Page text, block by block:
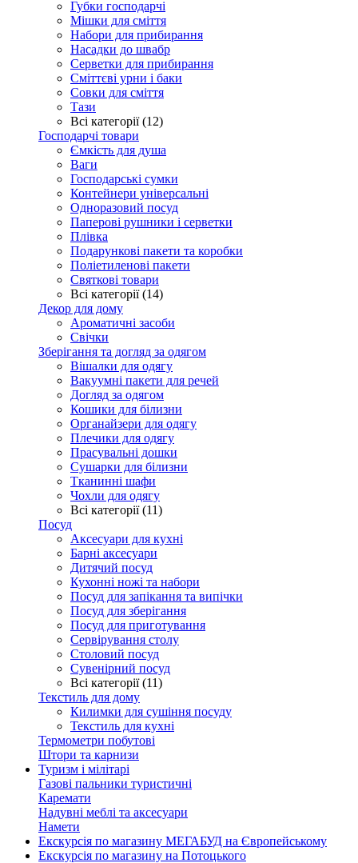
Губки господарчі
Мішки для сміття
Набори для прибирання
Насадки до швабр
Серветки для прибирання
Сміттєві урни і баки
Совки для сміття
Тази
Всі категорії (12)
Господарчі товари
Ємкість для душа
Ваги
Господарські сумки
Контейнери універсальні
Одноразовий посуд
Паперові рушники і серветки
Плівка
Подарункові пакети та коробки
Поліетиленові пакети
Святкові товари
Всі категорії (14)
Декор для дому
Ароматичні засоби
Свічки
Зберігання та догляд за одягом
Вішалки для одягу
Вакуумні пакети для речей
Догляд за одягом
Кошики для білизни
Органайзери для одягу
Плечики для одягу
Прасувальні дошки
Сушарки для білизни
Тканинні шафи
Чохли для одягу
Всі категорії (11)
Посуд
Аксесуари для кухні
Барні аксесуари
Дитячий посуд
Кухонні ножі та набори
Посуд для запікання та випічки
Посуд для зберігання
Посуд для приготування
Сервірування столу
Столовий посуд
Сувенірний посуд
Всі категорії (11)
Текстиль для дому
Килимки для сушіння посуду
Текстиль для кухні
Термометри побутові
Штори та карнизи
Туризм і мілітарі
Газові пальники туристичні
Каремати
Надувні меблі та аксесуари
Намети
Екскурсія по магазину МЕГАБУД на Європейському
Екскурсія по магазину на Потоцького